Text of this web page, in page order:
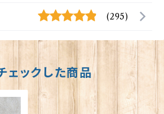
(295)
ェックした商品